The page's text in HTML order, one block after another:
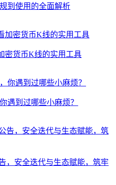
到使用的全面解析
密货币K线的实用工具
遇到过哪些小麻烦？
，安全迭代与生态赋能，筑牢